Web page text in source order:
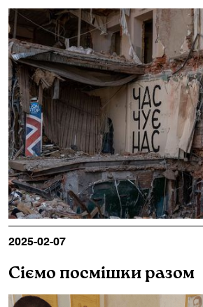
2025-02-07
Сіємо посмішки разом